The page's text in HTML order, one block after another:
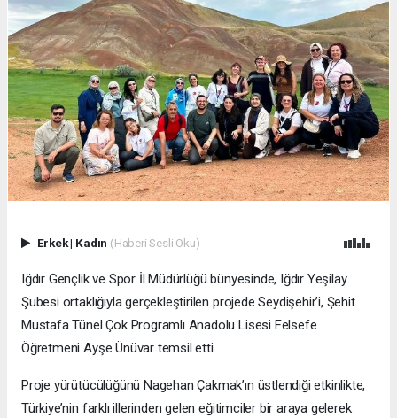
Erkek| Kadın (Haberi Sesli Oku)
Iğdır Gençlik ve Spor İl Müdürlüğü bünyesinde, Iğdır Yeşilay
Şubesi ortaklığıyla gerçekleştirilen projede Seydişehir’i, Şehit
Mustafa Tünel Çok Programlı Anadolu Lisesi Felsefe
Öğretmeni Ayşe Ünüvar temsil etti.
Proje yürütücülüğünü Nagehan Çakmak’ın üstlendiği etkinlikte,
Türkiye’nin farklı illerinden gelen eğitimciler bir araya gelerek